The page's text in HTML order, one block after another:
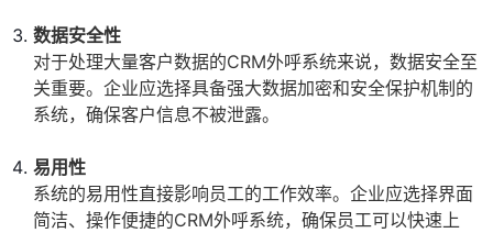
数据安全性
对于处理大量客户数据的CRM外呼系统来说，数据安全至
关重要。企业应选择具备强大数据加密和安全保护机制的
系统，确保客户信息不被泄露。
易用性
系统的易用性直接影响员工的工作效率。企业应选择界面
简洁、操作便捷的CRM外呼系统，确保员工可以快速上